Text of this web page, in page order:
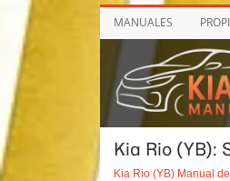
MANUALES
Kia Rio (YB):
Kia Rio (YB) Manual